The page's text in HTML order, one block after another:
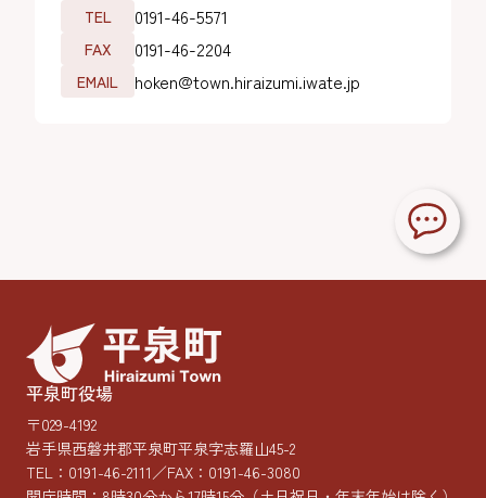
TEL
0191-46-5571
FAX 0191-46-2204
EMAIL hoken@town.hiraizumi.iwate.jp
平泉町役場
〒029-4192
岩手県西磐井郡平泉町平泉字志羅山45-2
TEL： 0191-46-2111／FAX：0191-46-3080